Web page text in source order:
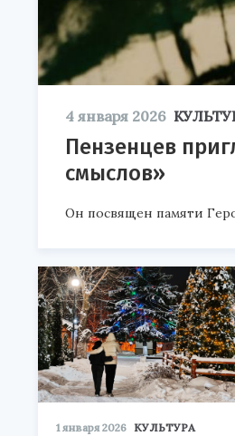
4 января 2026
Пензенцев
смыслов»
Он посвящен памяти
1 января 2026 КУЛЬТУРА